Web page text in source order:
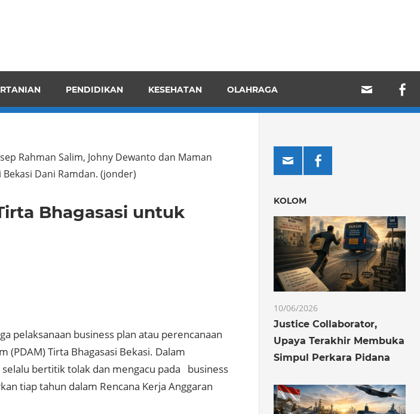
PENDIDIKAN KESEHATAN OLAHRAGA
Rahman Salim, Johny Dewanto dan Maman
Dani Ramdan. (jonder)
Bhagasasi untuk
pelaksanaan business plan atau perencanaan
(PDAM) Tirta Bhagasasi Bekasi. Dalam
bertitik tolak dan mengacu pada business
tiap tahun dalam Rencana Kerja Anggaran
KOLOM
10/06/2026
Justice Collaborator,
Upaya Terakhir Membuka
Simpul Perkara Pidana